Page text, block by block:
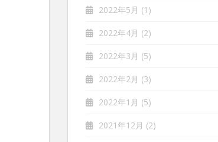
2022年5月 (1)
2022年4月 (2)
2022年3月 (5)
2022年2月 (3)
2022年1月 (5)
2021年12月 (2)